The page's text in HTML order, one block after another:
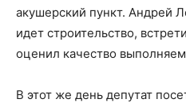
акушерский пункт. Андрей
идет строительство,
оценил качество
В этот же день депутат